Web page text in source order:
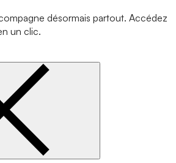
désormais partout. Accédez
un clic.